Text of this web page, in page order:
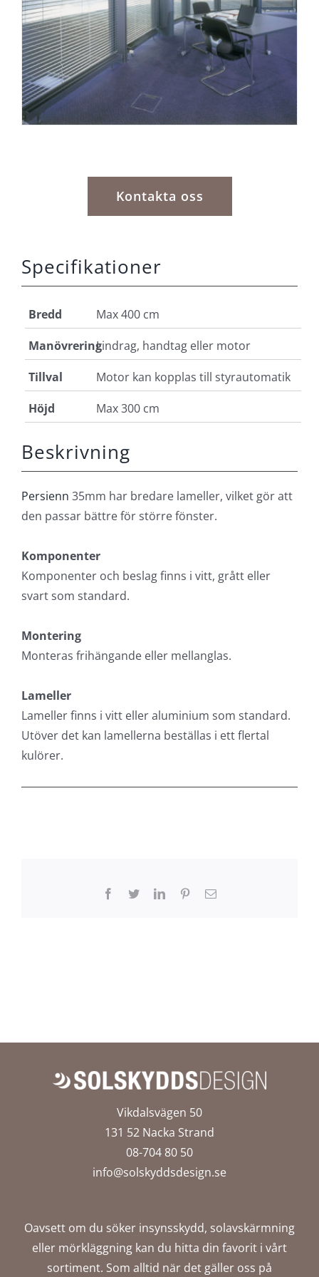
Kontakta oss
Specifikationer
Bredd
Max 400 cm
ManövreringLindrag, handtag eller motor
Tillval
Motor kan kopplas till styrautomatik
Höjd
Max 300 cm
Beskrivning
Persienn 35mm har bredare lameller, vilket gör att
den passar bättre för större fönster.
Komponenter
Komponenter och beslag finns i vitt, grått eller
svart som standard.
Montering
Monteras frihängande eller mellanglas.
Lameller
Lameller finns i vitt eller aluminium som standard.
Utöver det kan lamellerna beställas i ett flertal
kulörer.
Facebook
TwitterLinkedInPinterest
E-
Vikdalsvägen 50
131 52 Nacka Strand
08-704 80 50
info@solskyddsdesign.se
Oavsett om du söker insynsskydd, solavskärmning
eller mörkläggning kan du hitta din favorit i vårt
sortiment. Som alltid när det gäller oss på